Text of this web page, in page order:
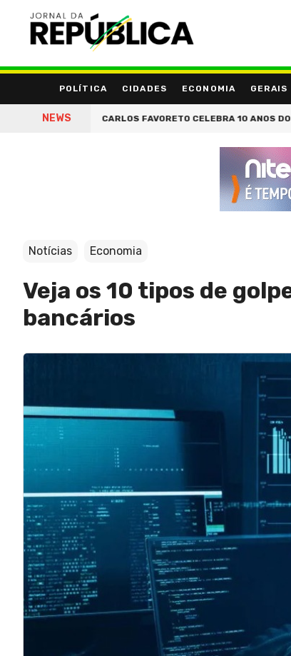
POLÍTICA CIDADES ECONOMIA GERAIS
NEWS
CARLOS FAVORETO CELEBRA 10 ANOS DO CAMPO
Notícias Economia
Veja os 10 tipos de
bancários